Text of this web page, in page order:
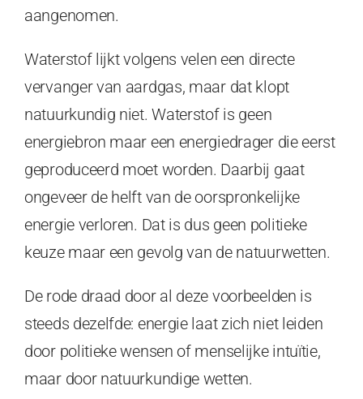
aangenomen.
Waterstof lijkt volgens velen een directe
vervanger van aardgas, maar dat klopt
natuurkundig niet. Waterstof is geen
energiebron maar een energiedrager die eerst
geproduceerd moet worden. Daarbij gaat
ongeveer de helft van de oorspronkelijke
energie verloren. Dat is dus geen politieke
keuze maar een gevolg van de natuurwetten.
De rode draad door al deze voorbeelden is
steeds dezelfde: energie laat zich niet leiden
door politieke wensen of menselijke intuïtie,
maar door natuurkundige wetten.